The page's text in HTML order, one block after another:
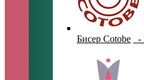
Бисер Cotobe -